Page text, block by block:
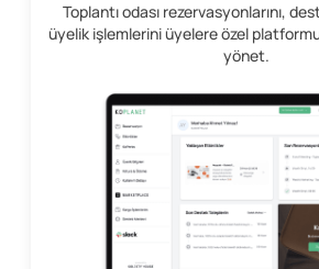
Toplantı odası rezervasyonlarını,
üyelik işlemlerini üyelere özel
yönet.